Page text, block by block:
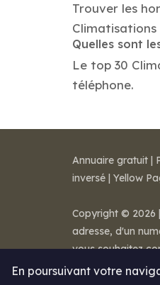
Trouver les
Climatisations
Quelles sont
Le top 30
téléphone.
En poursuivant votre
Annuaire gratuit |
inversé | Yellow
Copyright © 2026
adresse, d'un
vous souhaitez
Mentions légales